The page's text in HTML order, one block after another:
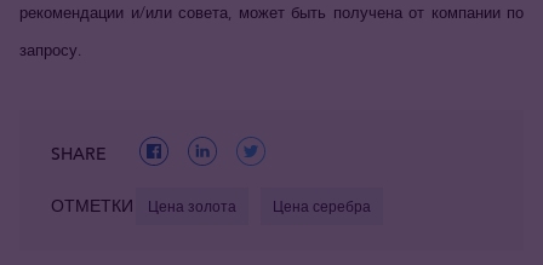
рекомендации и/или совета, может быть получена от компании по
запросу.
SHARE
ОТМЕТКИ Цена золота Цена серебра